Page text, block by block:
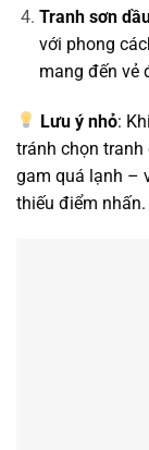
Tranh sơn
với phong
mang đến vẻ
Lưu ý nhỏ:
tránh chọn
gam quá lạnh –
thiếu điểm nhấn.